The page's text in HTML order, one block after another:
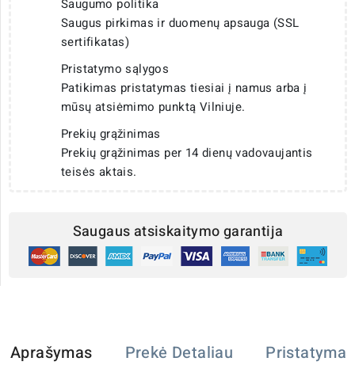
Saugumo politika
Saugus pirkimas ir duomenų apsauga (SSL
sertifikatas)
Pristatymo sąlygos
Patikimas pristatymas tiesiai į namus arba į
mūsų atsiėmimo punktą Vilniuje.
Prekių grąžinimas
Prekių grąžinimas per 14 dienų vadovaujantis
teisės aktais.
Saugaus atsiskaitymo garantija
Aprašymas Prekė Detaliau Pristatymas